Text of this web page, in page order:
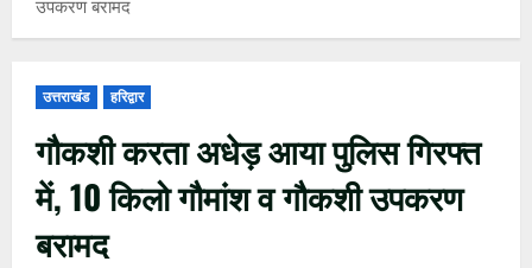
उपकरण बरामद
उत्तराखंड हरिद्वार
गौकशी करता अधेड़ आया पुलिस गिरफ्त
में, 10 किलो गौमांश व गौकशी उपकरण
बरामद